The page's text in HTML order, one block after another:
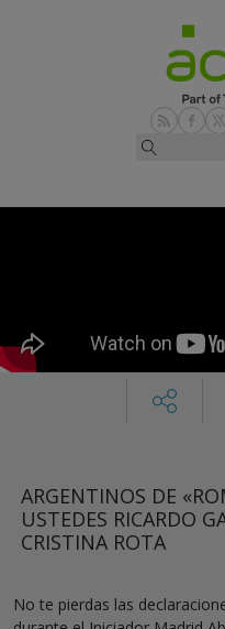
ARGENTINOS DE
USTEDES RICARDO
CRISTINA ROTA
No te pierdas las